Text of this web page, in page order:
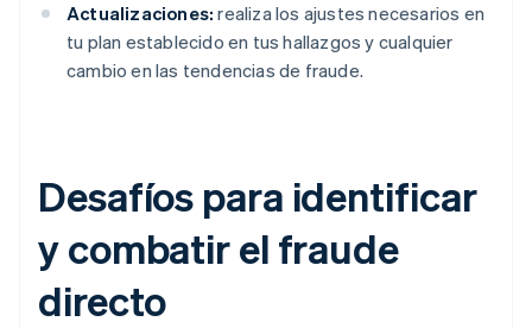
Actualizaciones: realiza los ajustes necesarios en
tu plan establecido en tus hallazgos y cualquier
cambio en las tendencias de fraude.
Desafíos para identificar
y combatir el fraude
directo